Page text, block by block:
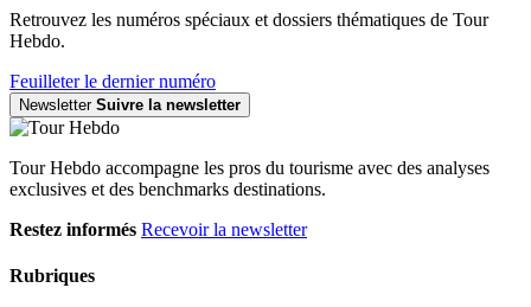
Retrouvez les numéros spéciaux et dossiers thématiques de Tour
Hebdo.
Feuilleter le dernier numéro
Newsletter Suivre la newsletter
Tour Hebdo accompagne les pros du tourisme avec des analyses
exclusives et des benchmarks destinations.
Restez informés Recevoir la newsletter
Rubriques